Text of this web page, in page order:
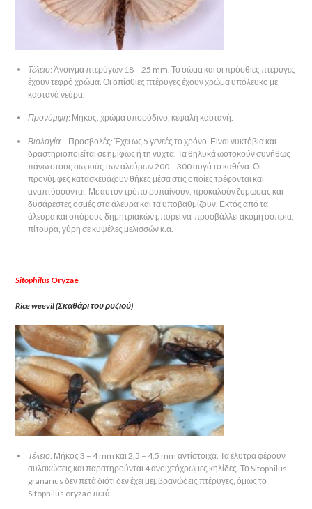
Τέλειο: Άνοιγμα πτερύγων 18 – 25 mm. Το σώμα και οι πρόσθιες πτέρυγες
έχουν τεφρό χρώμα. Οι οπίσθιες πτέρυγες έχουν χρώμα υπόλευκο με
καστανά νεύρα.
Προνύμφη: Μήκος, χρώμα υπορόδινο, κεφαλή καστανή.
Βιολογία – Προσβολές: Έχει ως 5 γενεές το χρόνο. Είναι νυκτόβια και
δραστηριοποιείται σε ημίφως ή τη νύχτα. Τα θηλυκά ωοτοκούν συνήθως
πάνω στους σωρούς των αλεύρων 200 – 300 αυγά το καθένα. Οι
προνύμφες κατασκευάζουν θήκες μέσα στις οποίες τρέφονται και
αναπτύσσονται. Με αυτόν τρόπο ρυπαίνουν, προκαλούν ζυμώσεις και
δυσάρεστες οσμές στα άλευρα και τα υποβαθμίζουν. Εκτός από τα
άλευρα και σπόρους δημητριακών μπορεί να προσβάλλει ακόμη όσπρια,
πίτουρα, γύρη σε κυψέλες μελισσών κ.α.
Sitophilus Oryzae
Rice weevil (Σκαθάρι του ρυζιού)
Τέλειο: Μήκος 3 – 4 mm και 2,5 – 4,5 mm αντίστοιχα. Τα έλυτρα φέρουν
αυλακώσεις και παρατηρούνται 4 ανοιχτόχρωμες κηλίδες. Το Sitophilus
granarius δεν πετά διότι δεν έχει μεμβρανώδεις πτέρυγες, όμως το
Sitophilus oryzae πετά.